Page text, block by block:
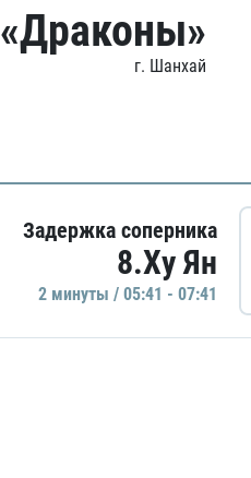
«Драконы»
г. Шанхай
Задержка соперника
8.Ху Ян
2 минуты / 05:41 - 07:41